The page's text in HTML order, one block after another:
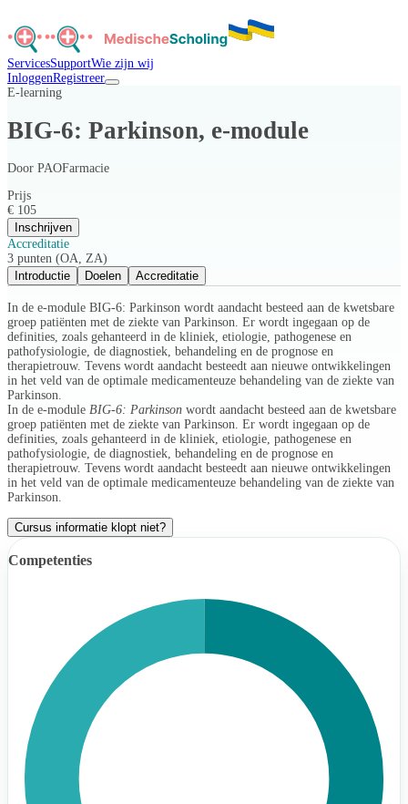
ServicesSupportWie zijn wij
InloggenRegistreer
E-learning
BIG-6: Parkinson, e-module
Door PAOFarmacie
Prijs
€ 105
Inschrijven
Accreditatie
3 punten (OA, ZA)
Introductie
Doelen Accreditatie
In de e-module BIG-6: Parkinson wordt aandacht besteed aan de kwetsbare
groep patiënten met de ziekte van Parkinson. Er wordt ingegaan op de
definities, zoals gehanteerd in de kliniek, etiologie, pathogenese en
pathofysiologie, de diagnostiek, behandeling en de prognose en
therapietrouw. Tevens wordt aandacht besteedt aan nieuwe ontwikkelingen
in het veld van de optimale medicamenteuze behandeling van de ziekte van
Parkinson.
In de e-module BIG-6: Parkinson wordt aandacht besteed aan de kwetsbare
groep patiënten met de ziekte van Parkinson. Er wordt ingegaan op de
definities, zoals gehanteerd in de kliniek, etiologie, pathogenese en
pathofysiologie, de diagnostiek, behandeling en de prognose en
therapietrouw. Tevens wordt aandacht besteedt aan nieuwe ontwikkelingen
in het veld van de optimale medicamenteuze behandeling van de ziekte van
Parkinson.
Cursus informatie klopt niet?
Competenties